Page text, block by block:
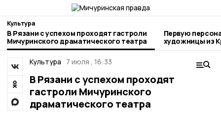
Культура
В Рязани с успехом проходят гастроли
Мичуринского драматического театра
Первую
художницы из
Мичуринске
Культура
7 июля , 16:33
В Рязани с успехом проходят
гастроли Мичуринского
драматического театра